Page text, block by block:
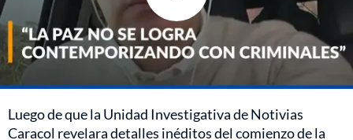
Luego de que la Unidad Investigativa de Notivias
Caracol revelara detalles inéditos del comienzo de la